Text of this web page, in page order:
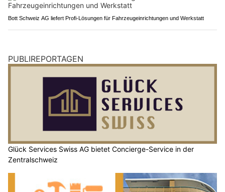
Bott Schweiz AG liefert Profi-Lösungen für Fahrzeugeinrichtungen und Werkstatt
PUBLIREPORTAGEN
Glück Services Swiss AG bietet Concierge-Service in der
Zentralschweiz